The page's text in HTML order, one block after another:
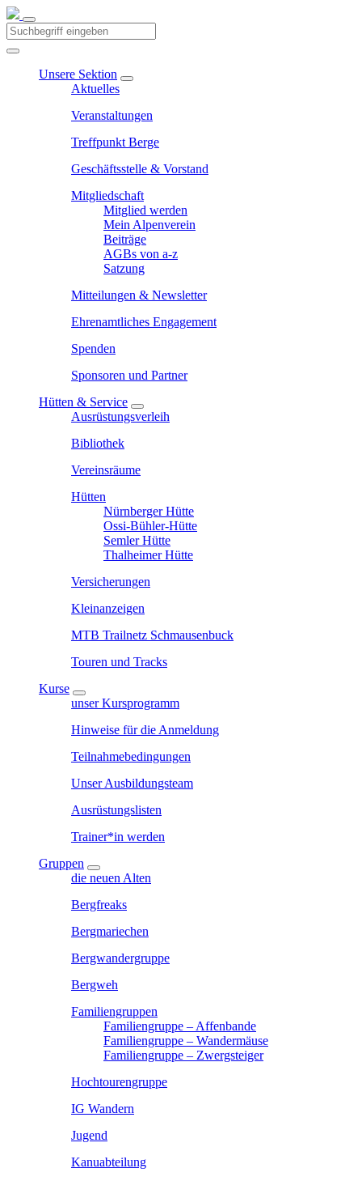
Unsere Sektion
Aktuelles
Veranstaltungen
Treffpunkt Berge
Geschäftsstelle & Vorstand
Mitgliedschaft
Mitglied werden
Mein Alpenverein
Beiträge
AGBs von a-z
Satzung
Mitteilungen & Newsletter
Ehrenamtliches Engagement
Spenden
Sponsoren und Partner
Hütten & Service
Ausrüstungsverleih
Bibliothek
Vereinsräume
Hütten
Nürnberger Hütte
Ossi-Bühler-Hütte
Semler Hütte
Thalheimer Hütte
Versicherungen
Kleinanzeigen
MTB Trailnetz Schmausenbuck
Touren und Tracks
Kurse
unser Kursprogramm
Hinweise für die Anmeldung
Teilnahmebedingungen
Unser Ausbildungsteam
Ausrüstungslisten
Trainer*in werden
Gruppen
die neuen Alten
Bergfreaks
Bergmariechen
Bergwandergruppe
Bergweh
Familiengruppen
Familiengruppe – Affenbande
Familiengruppe – Wandermäuse
Familiengruppe – Zwergsteiger
Hochtourengruppe
IG Wandern
Jugend
Kanuabteilung